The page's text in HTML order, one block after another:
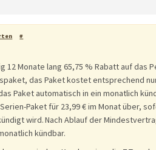
#
12 Monate lang 65,75 % Rabatt auf das
das Paket kostet entsprechend
Paket automatisch in ein monatlich
Paket für 23,99 € im Monat über,
wird. Nach Ablauf der
kündbar.